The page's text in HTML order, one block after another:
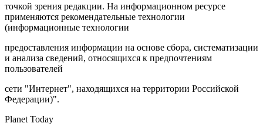
точкой зрения редакции. На информационном ресурсе
применяются рекомендательные технологии
(информационные технологии
предоставления информации на основе сбора, систематизации
и анализа сведений, относящихся к предпочтениям
пользователей
сети "Интернет", находящихся на территории Российской
Федерации)".
Planet Today